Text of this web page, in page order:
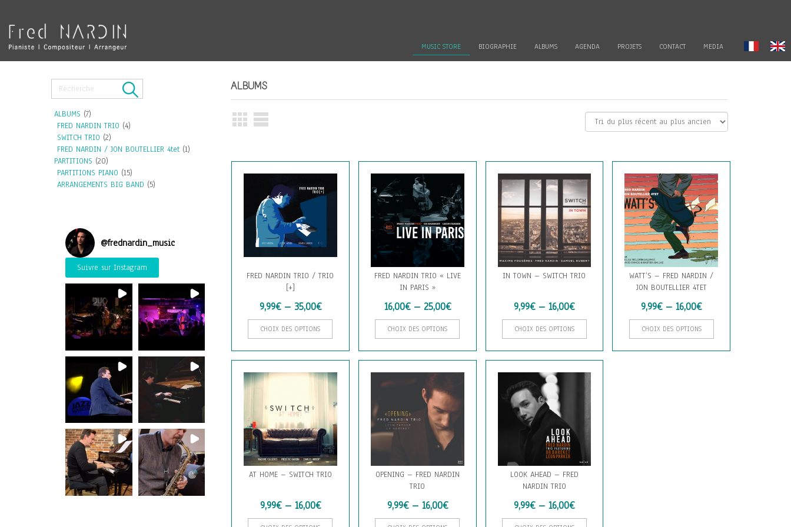
MUSIC STORE BIOGRAPHIE ALBUMS AGENDA PROJETS CONTACT MEDIA
ALBUMS (7)
FRED NARDIN TRIO (4)
SWITCH TRIO (2)
FRED NARDIN / JON BOUTELLIER 4tet (1)
PARTITIONS (20)
PARTITIONS PIANO (15)
ARRANGEMENTS BIG BAND (5)
@frednardin_music
Suivre sur Instagram
ALBUMS
FRED NARDIN TRIO / TRIO
[+]
9,99€– 35,00€
CHOIX DES OPTIONS
produit
a
plusieurs
variations.
Les
peuvent
être
choisies
sur
la
page
FRED NARDIN TRIO « LIVE
IN PARIS »
16,00€– 25,00€
CHOIX DES OPTIONS
produit
a
plusieurs
variations.
page
IN TOWN – SWITCH TRIO
9,99€–16,00€
CHOIX DES OPTIONS
produit
a
plusieurs
variations.
être
la
page
WATT’S – FRED NARDIN /
JON BOUTELLIER 4TET
9,99€–16,00€
CHOIX DES OPTIONS
produit
a
AT HOME – SWITCH TRIO
9,99€– 16,00€
OPENING – FRED NARDIN
TRIO
9,99€– 16,00€
LOOK AHEAD – FRED
NARDIN TRIO
9,99€–16,00€